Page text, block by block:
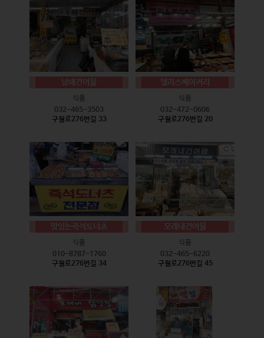
남해건어물
식품
032-465-3503
구월로276번길 33
델리스베이커리
식품
032-472-0606
구월로276번길 20
맛있는즉석도너츠
식품
010-8787-1760
구월로276번길 34
모래내건어물
식품
032-465-6220
구월로276번길 45